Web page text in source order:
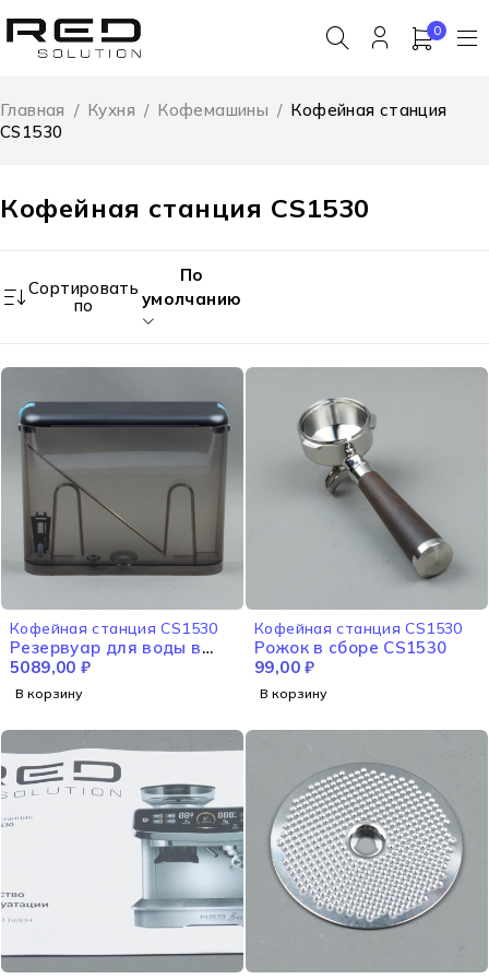
0
Кофейная станция CS1530
Главная / Кухня / Кофемашины / Кофейная станция
CS1530
Сортировать
по
По
умолчанию
Кофейная станция CS1530
Резервуар для воды в
сборе CS1530
5089,00 ₽
В корзину
Кофейная станция CS1530
Рожок в сборе CS1530
99,00₽
В корзину